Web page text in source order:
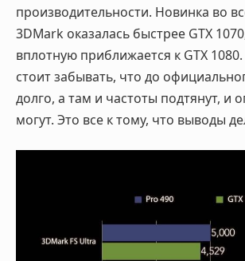
производительности. Новинка во
3DMark оказалась быстрее GTX
вплотную приближается к GTX
стоит забывать, что до
долго, а там и частоты подтянут, и
могут. Это все к тому, что выводы